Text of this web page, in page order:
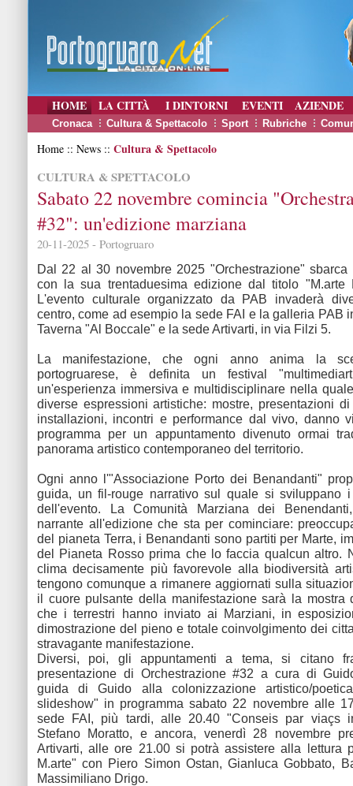
HOME LA CITTÀ I DINTORNI EVENTI AZIENDE
Cronaca Cultura & Spettacolo Sport Rubriche
Home :: News :: Cultura & Spettacolo
CULTURA & SPETTACOLO
Sabato 22 novembre comincia
#32": un'edizione marziana
20-11-2025 - Portogruaro
Dal 22 al 30 novembre 2025 "Orchestrazione" sbarca
con la sua trentaduesima edizione dal titolo "M.arte
L'evento culturale organizzato da PAB invaderà
centro, come ad esempio la sede FAI e la galleria PAB
Taverna "Al Boccale" e la sede Artivarti, in via Filzi 5.
La manifestazione, che ogni anno anima la
portogruarese, è definita un festival
un'esperienza immersiva e multidisciplinare nella
diverse espressioni artistiche: mostre, presentazioni
installazioni, incontri e performance dal vivo, danno
programma per un appuntamento divenuto ormai
panorama artistico contemporaneo del territorio.
Ogni anno l'"Associazione Porto dei Benandanti"
guida, un fil-rouge narrativo sul quale si sviluppano
dell'evento. La Comunità Marziana dei
narrante all'edizione che sta per cominciare:
del pianeta Terra, i Benandanti sono partiti per Marte,
del Pianeta Rosso prima che lo faccia qualcun altro.
clima decisamente più favorevole alla biodiversità
tengono comunque a rimanere aggiornati sulla
il cuore pulsante della manifestazione sarà la mostra
che i terrestri hanno inviato ai Marziani, in
dimostrazione del pieno e totale coinvolgimento dei
stravagante manifestazione.
Diversi, poi, gli appuntamenti a tema, si citano
presentazione di Orchestrazione #32 a cura di
guida di Guido alla colonizzazione artistico/
slideshow" in programma sabato 22 novembre alle
sede FAI, più tardi, alle 20.40 "Conseis par viaçs
Stefano Moratto, e ancora, venerdì 28 novembre
Artivarti, alle ore 21.00 si potrà assistere alla lettura
M.arte" con Piero Simon Ostan, Gianluca Gobbato,
Massimiliano Drigo.